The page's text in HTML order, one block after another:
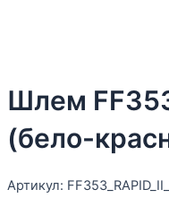
Шлем
(бело-
Артикул: